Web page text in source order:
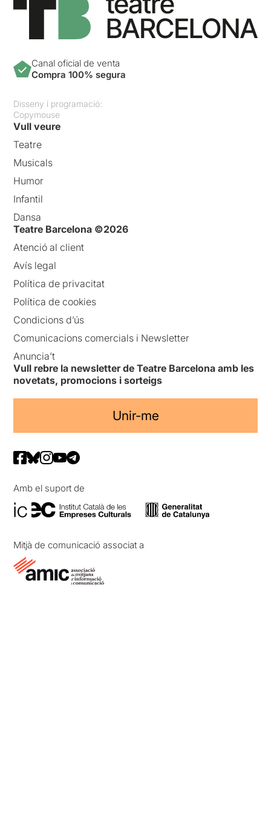
Canal oficial de venta
Compra 100% segura
Disseny i programació:
Copymouse
Vull veure
Teatre
Musicals
Humor
Infantil
Dansa
Teatre Barcelona ©2026
Atenció al client
Avís legal
Política de privacitat
Política de cookies
Condicions d’ús
Comunicacions comercials i Newsletter
Anuncia’t
Vull rebre la newsletter de Teatre Barcelona amb les
novetats, promocions i sorteigs
Unir-me
Amb el suport de
Mitjà de comunicació associat a